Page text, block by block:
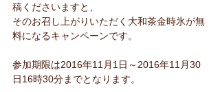
稿くださいますと、
そのお召し上がりいただく大和茶金時氷が無
料になるキャンペーンです。
参加期限は2016年11月1日～2016年11月30
日16時30分までとなります。